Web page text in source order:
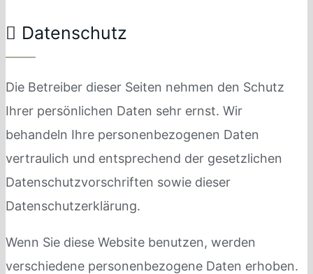
Datenschutz
Die Betreiber dieser Seiten nehmen den Schutz
Ihrer persönlichen Daten sehr ernst. Wir
behandeln Ihre personenbezogenen Daten
vertraulich und entsprechend der gesetzlichen
Datenschutzvorschriften sowie dieser
Datenschutzerklärung.
Wenn Sie diese Website benutzen, werden
verschiedene personenbezogene Daten erhoben.